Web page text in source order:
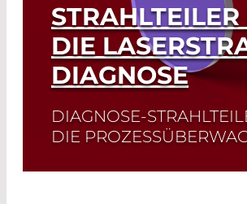
STRAHLTEILER
DIE
DIAGNOSE
DIAGNOSE-
DIE
Dichroitische Spiegel